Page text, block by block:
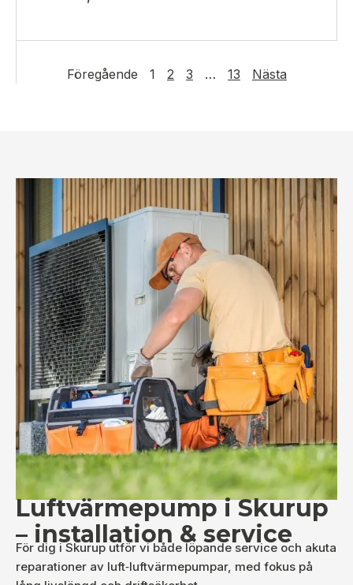
Föregående 1 2 3 … 13 Nästa
Luftvärmepump i Skurup
– installation & service
För dig i Skurup utför vi både löpande service och akuta
reparationer av luft‑luftvärmepumpar, med fokus på